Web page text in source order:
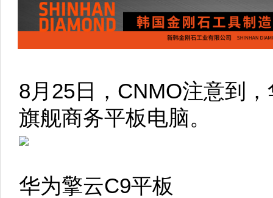
8月25日，CNMO注意到
旗舰商务平板电脑。
华为擎云C9平板